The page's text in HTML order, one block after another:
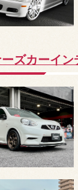
ズカーイン